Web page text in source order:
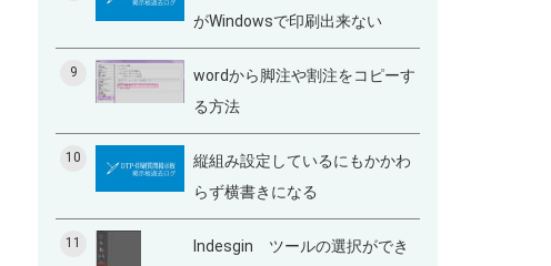
がWindowsで印刷出来ない
9
wordから脚注や割注をコピーす
る方法
10
縦組み設定しているにもかかわ
らず横書きになる
11
Indesgin ツールの選択ができ